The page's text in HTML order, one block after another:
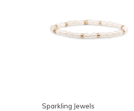
Sparkling Jewels